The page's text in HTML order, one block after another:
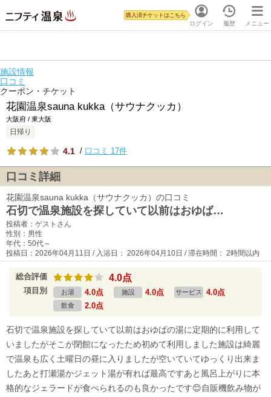
ログイン
購入済チケットはこちら
履歴 メニュー
施設情報
口コミ
クーポン・チケット
花園温泉sauna kukka（サウナクッカ）
大阪府 / 東大阪
日帰り
4.1 / 口コミ 17件
口コミ詳細
花園温泉sauna kukka（サウナクッカ）の口コミ
石切で温泉施設を探していて以前はおゆば…
投稿者：ゲストさん
性別：男性
年代：50代～
投稿日：2026年04月11日 / 入浴日： 2026年04月10日 / 滞在時間： 2時間以内
総合評価 4.0点
項目別 お湯 4.0点 施設 4.0点 サービス 4.0点
飲食 2.0点
石切で温泉施設を探していて以前はおゆばの湯に定期的に利用して
いましたがそこが閉館になったため初めて利用しました施設は綺麗
で温泉も広く土曜日の昼に入りましたが空いていてゆっくり出来ま
したあと打瀬湯かジェット湯が有れば最高ですあと風呂上がりに本
格的なジェラードが食べられるのも良かったです😊自販機飲み物が